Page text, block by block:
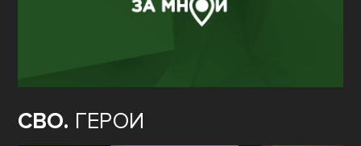
СВО. ГЕРОИ